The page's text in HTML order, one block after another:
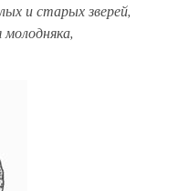
и старых зверей,